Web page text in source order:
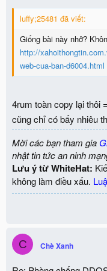
luffy;25481 đã viết:
Giống bài này nhở?
http://
web-cua-ban-d6004.html
4rum toàn copy lại thôi
cũng chỉ có bấy nhiêu
Mời các bạn tham gia
nhật tin tức an ninh
Lưu ý từ WhiteHat:
không làm điều xấu.
C Chè Xanh